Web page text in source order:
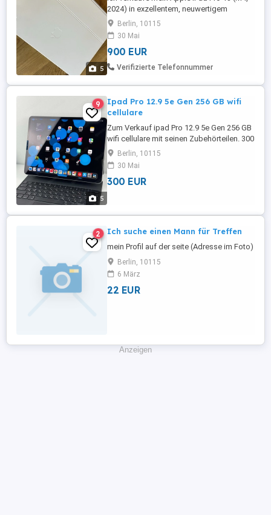
5
2024) in exzellentem, neuwertigem
Zustand mit Zubehör, da ich auf einen
Laptop umsteige und das iPad nur sehr
wenig benutzt habe. iPad-Details Apple
iPad Pro 13 (M4, 2024) Wi-Fi + 5G Cellular
512 GB Speicher Farbe: Silber
Berlin, 10115
30 Mai
900 EUR
Verifizierte Telefonnummer
5
9
Ipad Pro 12.9 5e Gen 256 GB wifi
cellulare
Zum Verkauf ipad Pro 12.9 5e Gen 256 GB
wifi cellulare mit seinen Zubehörteilen. 300
ohne Zubehör 415 mit all Zubehör Enthält
Magic Keyboard, Etui, Apple Pencil und
Ladegerät. Abholung nach Vereinbarung.
Der Versand ist auch möglich. Der
Berlin, 10115
30 Mai
300 EUR
2 Ich suche einen Mann für Treffen
mein Profil auf der seite (Adresse im Foto)
Berlin, 10115
6 März
22 EUR
Anzeigen